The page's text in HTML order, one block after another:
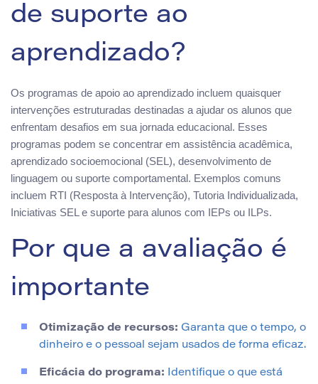
de suporte ao
aprendizado?
Os programas de apoio ao aprendizado incluem quaisquer
intervenções estruturadas destinadas a ajudar os alunos que
enfrentam desafios em sua jornada educacional. Esses
programas podem se concentrar em assistência acadêmica,
aprendizado socioemocional (SEL), desenvolvimento de
linguagem ou suporte comportamental. Exemplos comuns
incluem RTI (Resposta à Intervenção), Tutoria Individualizada,
Iniciativas SEL e suporte para alunos com IEPs ou ILPs.
Por que a avaliação é
importante
Otimização de recursos: Garanta que o tempo, o
dinheiro e o pessoal sejam usados de forma eficaz.
Eficácia do programa: Identifique o que está